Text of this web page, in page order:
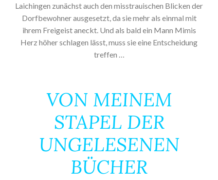
Laichingen zunächst auch den misstrauischen Blicken der
Dorfbewohner ausgesetzt, da sie mehr als einmal mit
ihrem Freigeist aneckt. Und als bald ein Mann Mimis
Herz höher schlagen lässt, muss sie eine Entscheidung
treffen …
VON MEINEM
STAPEL DER
UNGELESENEN
BÜCHER